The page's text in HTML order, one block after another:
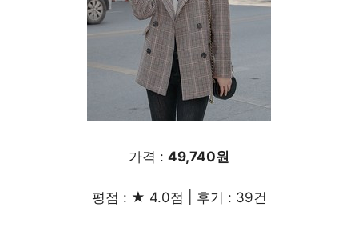
가격 : 49,740원
평점 : ★ 4.0점 | 후기 : 39건